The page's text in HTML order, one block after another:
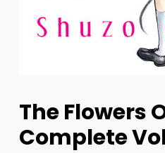
The Flowers
Complete